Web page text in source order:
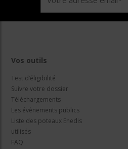
Vos outils
Test d’éligibilité
Suivre votre dossier
Téléchargements
Les évènements publics
Liste des poteaux Enedis
utilisés
FAQ